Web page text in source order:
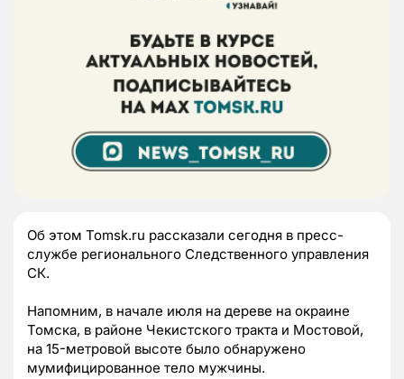
Об этом Tomsk.ru рассказали сегодня в пресс-
службе регионального Следственного управления
СК.
Напомним, в начале июля на дереве на окраине
Томска, в районе Чекистского тракта и Мостовой,
на 15-метровой высоте было обнаружено
мумифицированное тело мужчины.